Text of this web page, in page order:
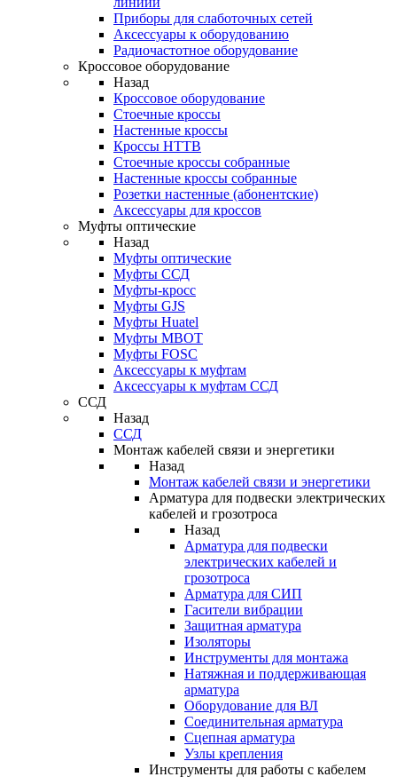
Приборы для слаботочных сетей
Аксессуары к оборудованию
Радиочастотное оборудование
Кроссовое оборудование
Назад
Кроссовое оборудование
Стоечные кроссы
Настенные кроссы
Кроссы HTTB
Стоечные кроссы собранные
Настенные кроссы собранные
Розетки настенные (абонентские)
Аксессуары для кроссов
Муфты оптические
Назад
Муфты оптические
Муфты ССД
Муфты-кросс
Муфты GJS
Муфты Huatel
Муфты МВОТ
Муфты FOSC
Аксессуары к муфтам
Аксессуары к муфтам ССД
ССД
Назад
ССД
Монтаж кабелей связи и энергетики
Назад
Монтаж кабелей связи и энергетики
Арматура для подвески электрических
кабелей и грозотроса
Назад
Арматура для подвески
электрических кабелей и
грозотроса
Арматура для СИП
Гасители вибрации
Защитная арматура
Изоляторы
Инструменты для монтажа
Натяжная и поддерживающая
арматура
Оборудование для ВЛ
Соединительная арматура
Сцепная арматура
Узлы крепления
Инструменты для работы с кабелем